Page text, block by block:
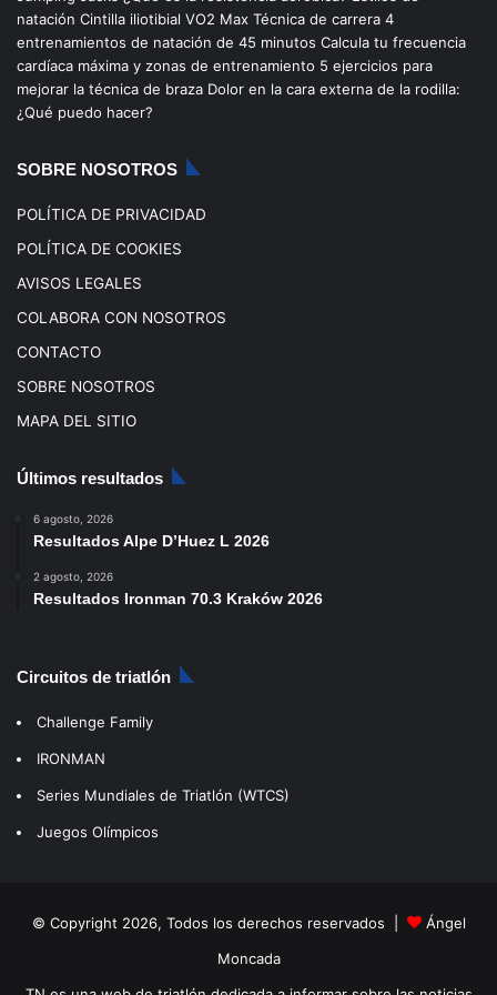
b
o
u
b
a
g
o
k
natación Cintilla iliotibial VO2 Max Técnica de carrera 4
entrenamientos de natación de 45 minutos Calcula tu frecuencia
cardíaca máxima y zonas de entrenamiento 5 ejercicios para
mejorar la técnica de braza Dolor en la cara externa de la rodilla:
¿Qué puedo hacer?
SOBRE NOSOTROS
POLÍTICA DE PRIVACIDAD
POLÍTICA DE COOKIES
AVISOS LEGALES
COLABORA CON NOSOTROS
CONTACTO
SOBRE NOSOTROS
MAPA DEL SITIO
Últimos resultados
6 agosto, 2026
Resultados Alpe D’Huez L 2026
2 agosto, 2026
Resultados Ironman 70.3 Kraków 2026
Circuitos de triatlón
Challenge Family
IRONMAN
Series Mundiales de Triatlón (WTCS)
Juegos Olímpicos
© Copyright 2026, Todos los derechos reservados |
Ángel
Moncada